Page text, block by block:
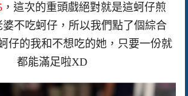
，這次的重頭戲絕對就是這蚵仔煎
婆不吃蚵仔，所以我們點了個綜合
仔的我和不想吃的她，只要一份就
都能滿足啦XD